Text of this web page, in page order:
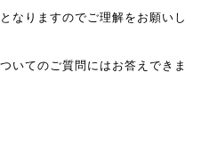
なりますのでご理解をお願いし
いてのご質問にはお答えできま